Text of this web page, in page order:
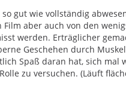
so gut wie vollständig
Film aber auch von den
werden. Erträglicher
Geschehen durch
Spaß daran hat, sich mal
zu versuchen. (Läuft